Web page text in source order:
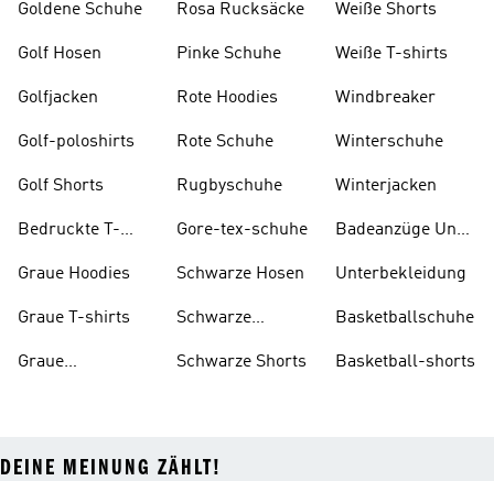
Goldene Schuhe
Golf Hosen
Golfjacken
Golf-poloshirts
Golf Shorts
Bedruckte T-
Graue Hoodies
Graue T-shirts
Graue
Rosa Rucksäcke
Pinke Schuhe
Rote Hoodies
Rote Schuhe
Rugbyschuhe
Gore-tex-schuhe
Schwarze Hosen
Schwarze
Schwarze Shorts
Weiße Shorts
Weiße T-shirts
Windbreaker
Winterschuhe
Winterjacken
Badeanzüge Und
Unterbekleidung
Basketballschuhe
Basketball-shorts
DEINE MEINUNG ZÄHLT!